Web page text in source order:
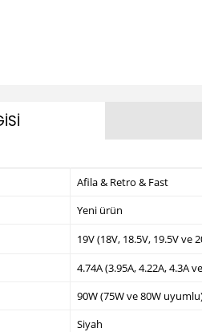
Afila & Retro & Fast
Yeni ürün
19V (18V, 18.5V, 19.5V ve
4.74A (3.95A, 4.22A, 4.3A
90W (75W ve 80W
Siyah